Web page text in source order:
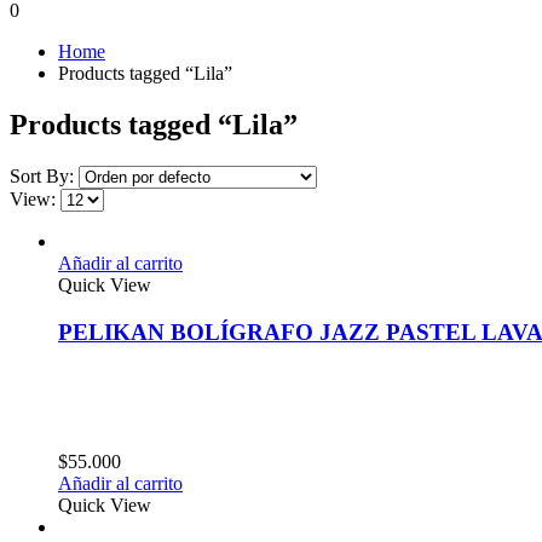
0
Home
Products tagged “Lila”
Products tagged “Lila”
Sort By:
View:
Añadir al carrito
Quick View
PELIKAN BOLÍGRAFO JAZZ PASTEL
$55.000
Añadir al carrito
Quick View